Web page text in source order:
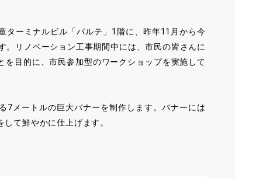
ターミナルビル「パルテ」1階に、昨年11月から今
リノベーション工事期間中には、市民の皆さんに
目的に、市民参加型のワークショップを実施して
7メートルの巨大バナーを制作します。バナーには
て鮮やかに仕上げます。